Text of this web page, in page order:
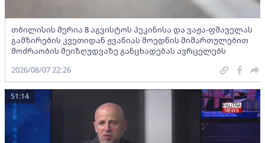
თბილისის მერია 8 აგვისტოს პეკინისა და ვაჟა-ფშაველას
გამზირების კვეთიდან ჟვანიას მოედნის მიმართულებით
მოძრაობის შეიზღუდვაზე განცხადებას ავრცელებს
2026/08/07 22:26
51:14